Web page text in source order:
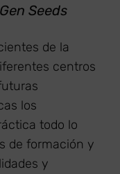
Seeds
de la
centros
los
todo lo
de formación y
y